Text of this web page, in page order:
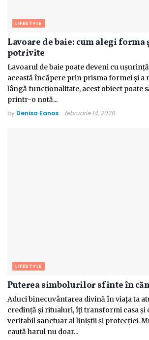
LIFESTYLE
Lavoare de baie: cum alegi
potrivite
Lavoarul de baie poate deveni cu
această încăpere prin prisma formei și a
lângă funcționalitate, acest obiect poate
printr-o notă...
by Denisa Eanos februarie 14, 2026
LIFESTYLE
Puterea simbolurilor sfinte în
Aduci binecuvântarea divină în viața ta
credință și ritualuri, îți transformi casa
veritabil sanctuar al liniștii și protecției.
caută harul nu doar...